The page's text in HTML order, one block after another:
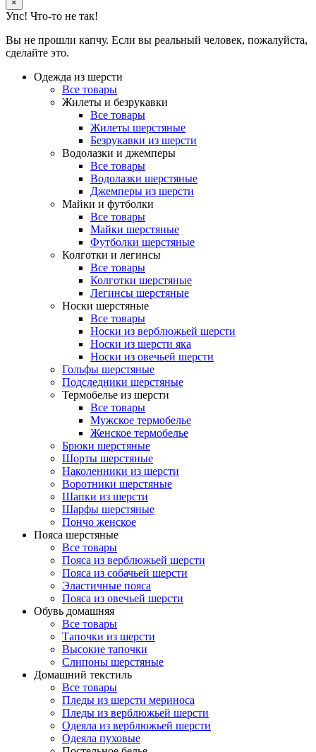
×
Упс! Что-то не так!
Вы не прошли капчу. Если вы реальный человек, пожалуйста,
сделайте это.
Одежда из шерсти
Все товары
Жилеты и безрукавки
Все товары
Жилеты шерстяные
Безрукавки из шерсти
Водолазки и джемперы
Все товары
Водолазки шерстяные
Джемперы из шерсти
Майки и футболки
Все товары
Майки шерстяные
Футболки шерстяные
Колготки и легинсы
Все товары
Колготки шерстяные
Легинсы шерстяные
Носки шерстяные
Все товары
Носки из верблюжьей шерсти
Носки из шерсти яка
Носки из овечьей шерсти
Гольфы шерстяные
Подследники шерстяные
Термобелье из шерсти
Все товары
Мужское термобелье
Женское термобелье
Брюки шерстяные
Шорты шерстяные
Наколенники из шерсти
Воротники шерстяные
Шапки из шерсти
Шарфы шерстяные
Пончо женское
Пояса шерстяные
Все товары
Пояса из верблюжьей шерсти
Пояса из собачьей шерсти
Эластичные пояса
Пояса из овечьей шерсти
Обувь домашняя
Все товары
Тапочки из шерсти
Высокие тапочки
Слипоны шерстяные
Домашний текстиль
Все товары
Пледы из шерсти мериноса
Пледы из верблюжьей шерсти
Одеяла из верблюжьей шерсти
Одеяла пуховые